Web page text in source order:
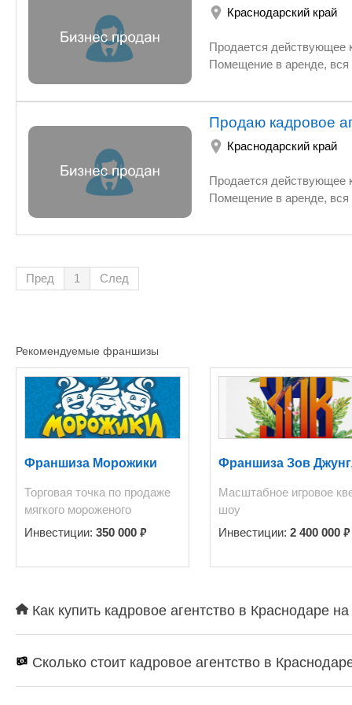
электронная) Обширная
Краснодарский край
Продается действующее
Помещение в аренде,
Продаю кадровое
Краснодарский край
Продается действующее
Помещение в аренде,
Пред 1 След
Рекомендуемые франшизы
Франшиза Морожики
Торговая точка по продаже
мягкого мороженого
Инвестиции: 350 000 ₽
Франшиза Зов
Масштабное игровое
шоу
Инвестиции: 2 400 000 ₽
Как купить кадровое агентство в Краснодаре
Сколько стоит кадровое агентство в